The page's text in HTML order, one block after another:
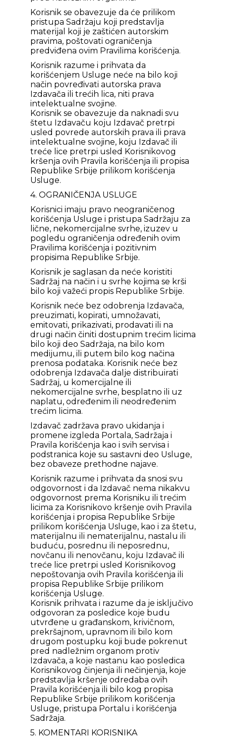
Korisnik se obavezuje da će prilikom
pristupa Sadržaju koji predstavlja
materijal koji je zaštićen autorskim
pravima, poštovati ograničenja
predviđena ovim Pravilima korišćenja.
Korisnik razume i prihvata da
korišćenjem Usluge neće na bilo koji
način povređivati autorska prava
Izdavača ili trećih lica, niti prava
intelektualne svojine.
Korisnik se obavezuje da naknadi svu
štetu Izdavaču koju Izdavač pretrpi
usled povrede autorskih prava ili prava
intelektualne svojine, koju Izdavač ili
treće lice pretrpi usled Korisnikovog
kršenja ovih Pravila korišćenja ili propisa
Republike Srbije prilikom korišćenja
Usluge.
4. OGRANIČENJA USLUGE
Korisnici imaju pravo neograničenog
korišćenja Usluge i pristupa Sadržaju za
lične, nekomercijalne svrhe, izuzev u
pogledu ograničenja određenih ovim
Pravilima korišćenja i pozitivnim
propisima Republike Srbije.
Korisnik je saglasan da neće koristiti
Sadržaj na način i u svrhe kojima se krši
bilo koji važeći propis Republike Srbije.
Korisnik neće bez odobrenja Izdavača,
preuzimati, kopirati, umnožavati,
emitovati, prikazivati, prodavati ili na
drugi način činiti dostupnim trećim licima
bilo koji deo Sadržaja, na bilo kom
medijumu, ili putem bilo kog načina
prenosa podataka. Korisnik neće bez
odobrenja Izdavača dalje distribuirati
Sadržaj, u komercijalne ili
nekomercijalne svrhe, besplatno ili uz
naplatu, određenim ili neodređenim
trećim licima.
Izdavač zadržava pravo ukidanja i
promene izgleda Portala, Sadržaja i
Pravila korišćenja kao i svih servisa i
podstranica koje su sastavni deo Usluge,
bez obaveze prethodne najave.
Korisnik razume i prihvata da snosi svu
odgovornost i da Izdavač nema nikakvu
odgovornost prema Korisniku ili trećim
licima za Korisnikovo kršenje ovih Pravila
korišćenja i propisa Republike Srbije
prilikom korišćenja Usluge, kao i za štetu,
materijalnu ili nematerijalnu, nastalu ili
buduću, posrednu ili neposrednu,
novčanu ili nenovčanu, koju Izdavač ili
treće lice pretrpi usled Korisnikovog
nepoštovanja ovih Pravila korišćenja ili
propisa Republike Srbije prilikom
korišćenja Usluge.
Korisnik prihvata i razume da je isključivo
odgovoran za posledice koje budu
utvrđene u građanskom, krivičnom,
prekršajnom, upravnom ili bilo kom
drugom postupku koji bude pokrenut
pred nadležnim organom protiv
Izdavača, a koje nastanu kao posledica
Korisnikovog činjenja ili nečinjenja, koje
predstavlja kršenje odredaba ovih
Pravila korišćenja ili bilo kog propisa
Republike Srbije prilikom korišćenja
Usluge, pristupa Portalu i korišćenja
Sadržaja.
5. KOMENTARI KORISNIKA